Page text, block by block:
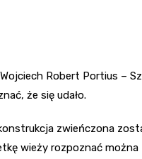
Robert Portius –
że się udało.
zwieńczona
wieży rozpoznać można